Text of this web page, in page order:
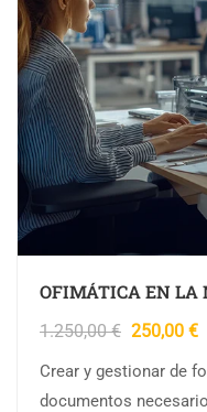
OFIMÁTICA EN LA
1.250,00€ 250,00 €
Crear y gestionar de
documentos